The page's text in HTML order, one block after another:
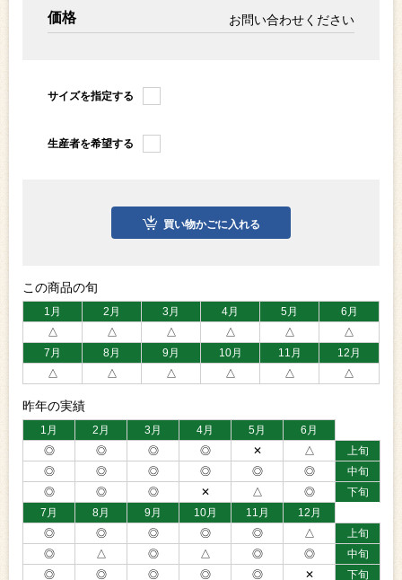
この商品の旬
1月 2月 3月 4月 5月
6月
△
△ △ △ △
△
7月
8月 9月 10月 11月
12月
△
△ △ △ △ △
昨年の実績
1月 2月 3月 4月 5月
6月
◎
◎ ◎ ◎ ✕ △
上旬
◎
◎ ◎ ◎ ◎ ◎
中旬
◎
◎ ◎ ✕ △ ◎
下旬
7月
8月 9月 10月 11月
12月
◎
◎ ◎ ◎ ◎ △
上旬
◎
△ ◎ △ ◎ ◎
中旬
◎
◎ ◎ ◎ ◎ ✕ 下旬
価格 お問い合わせください
サイズを指定する
生産者を希望する
買い物かごに入れる